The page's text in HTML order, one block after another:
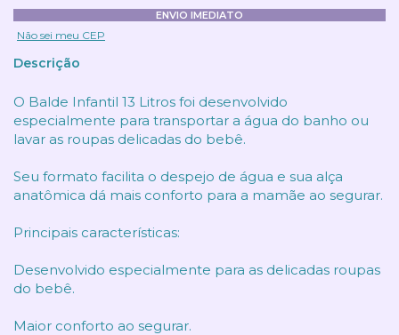
ENVIO IMEDIATO
Não sei meu CEP
Descrição
O Balde Infantil 13 Litros foi desenvolvido
especialmente para transportar a água do banho ou
lavar as roupas delicadas do bebê.
Seu formato facilita o despejo de água e sua alça
anatômica dá mais conforto para a mamãe ao segurar.
Principais características:
Desenvolvido especialmente para as delicadas roupas
do bebê.
Maior conforto ao segurar.